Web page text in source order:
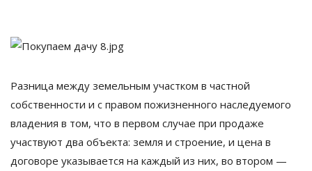
Разница между земельным участком в частной
собственности и с правом пожизненного наследуемого
владения в том, что в первом случае при продаже
участвуют два объекта: земля и строение, и цена в
договоре указывается на каждый из них, во втором —